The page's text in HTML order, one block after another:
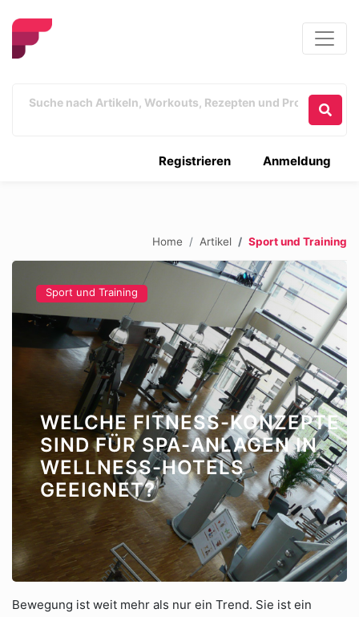
Anmeldung
Registrieren
Home Artikel Sport und Training
Sport und Training
WELCHE FITNESS-KONZEPTE
SIND FÜR SPA-ANLAGEN IN
WELLNESS-HOTELS
GEEIGNET?
Bewegung ist weit mehr als nur ein Trend. Sie ist ein